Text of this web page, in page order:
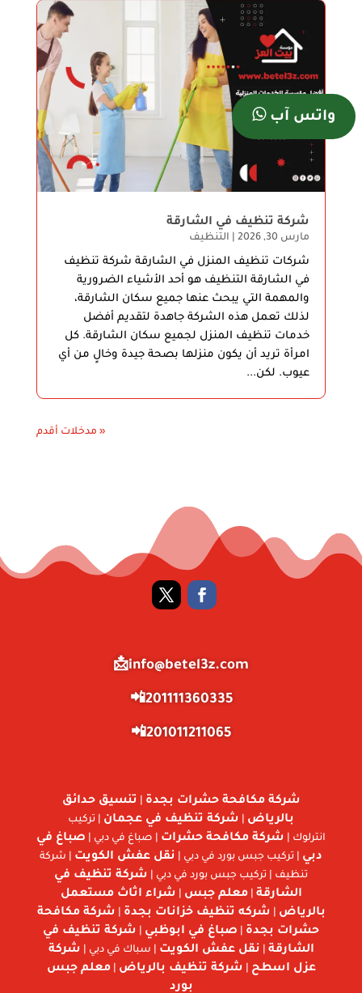
شركة تنظيف في الشارقة
مارس 30, 2026 | التنظيف
شركات تنظيف المنزل في الشارقة شركة تنظيف
في الشارقة التنظيف هو أحد الأشياء الضرورية
والمهمة التي يبحث عنها جميع سكان الشارقة،
لذلك تعمل هذه الشركة جاهدة لتقديم أفضل
خدمات تنظيف المنزل لجميع سكان الشارقة. كل
امرأة تريد أن يكون منزلها بصحة جيدة وخالٍ من أي
عيوب. لكن...
« مدخلات أقدم
info@betel3z.com📩
201111360335📲
201011211065📲
واتس آب
شركة مكافحة حشرات بجدة
تنسيق حدائق
بالرياض
شركة تنظيف في عجمان | تركيب
انترلوك |
شركة مكافحة حشرات | صباغ في دبي | صباغ في
دبي | تركيب جبس بورد في دبي | نقل عفش الكويت | شركة
تنظيف | تركيب جبس بورد في دبي |
شركة تنظيف في
الشارقة |معلم جبس
شراء اثاث مستعمل
بالرياض
شركه تنظيف خزانات بجدة
شركة مكافحة
حشرات بجدة
صباغ في ابوظبي
شركة تنظيف في
الشارقة
نقل عفش الكويت | سباك في دبي |
شركة
عزل اسطح
شركة تنظيف بالرياض |معلم جبس
بورد